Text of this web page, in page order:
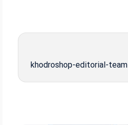
khodroshop-editorial-team